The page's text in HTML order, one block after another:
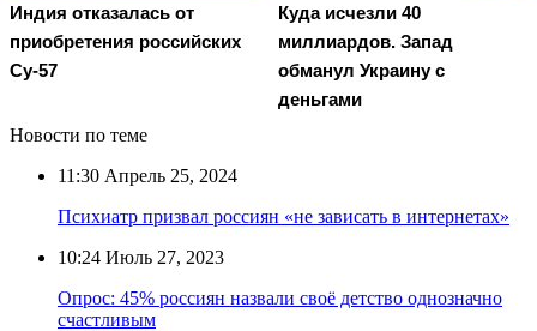
Индия отказалась от
приобретения российских
Су-57
Куда исчезли 40
миллиардов. Запад
обманул Украину с
деньгами
Новости по теме
11:30 Апрель 25, 2024
Психиатр призвал россиян «не зависать в интернетах»
10:24 Июль 27, 2023
Опрос: 45% россиян назвали своё детство однозначно
счастливым